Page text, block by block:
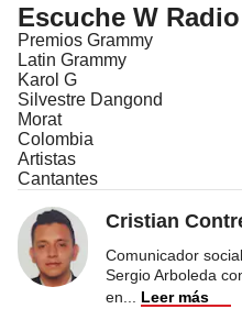
Escuche W
Premios Grammy
Latin Grammy
Karol G
Silvestre Dangond
Morat
Colombia
Artistas
Cantantes
Cristian
Comunicador
Sergio Arboleda
en
Leer más